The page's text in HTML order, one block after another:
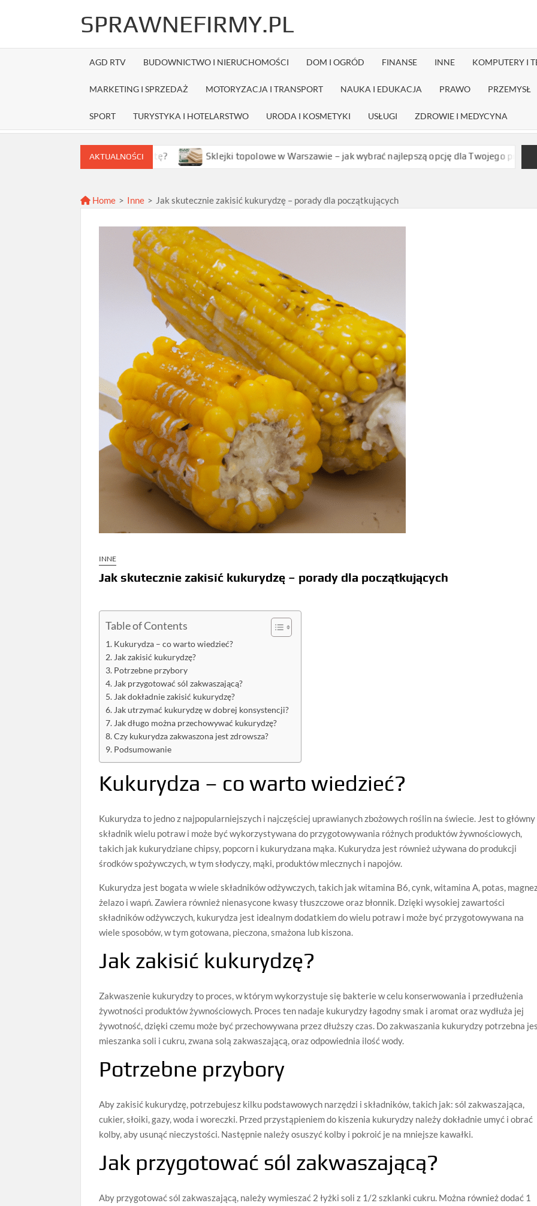
SPRAWNEFIRMY.PL
AGD RTV BUDOWNICTWO I NIERUCHOMOŚCI DOM I OGRÓD FINANSE INNE KOMPUTERY I
MARKETING I SPRZEDAŻ MOTORYZACJA I TRANSPORT NAUKA I EDUKACJA PRAWO PRZEMYSŁ
SPORT TURYSTYKA I HOTELARSTWO URODA I KOSMETYKI USŁUGI ZDROWIE I MEDYCYNA
AKTUALNOŚCI
najlepszą ofertę? Sklejki topolowe w Warszawie – jak wybrać najlepszą opcję dla Twojego projektu? Czy
Home > Inne > Jak skutecznie zakisić kukurydzę – porady dla początkujących
INNE
Jak skutecznie zakisić kukurydzę – porady dla początkujących
Table of Contents
Kukurydza – co warto wiedzieć?
Jak zakisić kukurydzę?
Potrzebne przybory
Jak przygotować sól zakwaszającą?
Jak dokładnie zakisić kukurydzę?
Jak utrzymać kukurydzę w dobrej konsystencji?
Jak długo można przechowywać kukurydzę?
Czy kukurydza zakwaszona jest zdrowsza?
Podsumowanie
Kukurydza – co warto wiedzieć?
Kukurydza to jedno z najpopularniejszych i najczęściej uprawianych zbożowych roślin na świecie. Jest to główny
składnik wielu potraw i może być wykorzystywana do przygotowywania różnych produktów żywnościowych,
takich jak kukurydziane chipsy, popcorn i kukurydzana mąka. Kukurydza jest również używana do produkcji
środków spożywczych, w tym słodyczy, mąki, produktów mlecznych i napojów.
Kukurydza jest bogata w wiele składników odżywczych, takich jak witamina B6, cynk, witamina A, potas,
żelazo i wapń. Zawiera również nienasycone kwasy tłuszczowe oraz błonnik. Dzięki wysokiej zawartości
składników odżywczych, kukurydza jest idealnym dodatkiem do wielu potraw i może być przygotowywana na
wiele sposobów, w tym gotowana, pieczona, smażona lub kiszona.
Jak zakisić kukurydzę?
Zakwaszenie kukurydzy to proces, w którym wykorzystuje się bakterie w celu konserwowania i przedłużenia
żywotności produktów żywnościowych. Proces ten nadaje kukurydzy łagodny smak i aromat oraz wydłuża jej
żywotność, dzięki czemu może być przechowywana przez dłuższy czas. Do zakwaszania kukurydzy potrzebna
mieszanka soli i cukru, zwana solą zakwaszającą, oraz odpowiednia ilość wody.
Potrzebne przybory
Aby zakisić kukurydzę, potrzebujesz kilku podstawowych narzędzi i składników, takich jak: sól zakwaszająca,
cukier, słoiki, gazy, woda i woreczki. Przed przystąpieniem do kiszenia kukurydzy należy dokładnie umyć i obrać
kolby, aby usunąć nieczystości. Następnie należy osuszyć kolby i pokroić je na mniejsze kawałki.
Jak przygotować sól zakwaszającą?
Aby przygotować sól zakwaszającą, należy wymieszać 2 łyżki soli z 1/2 szklanki cukru. Można również dodać 1